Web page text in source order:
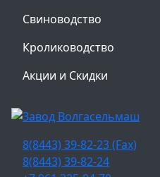
Свиноводство
Кролиководство
Акции и Скидки
8(8443) 39-82-23 (Fax)
8(8443) 39-82-24